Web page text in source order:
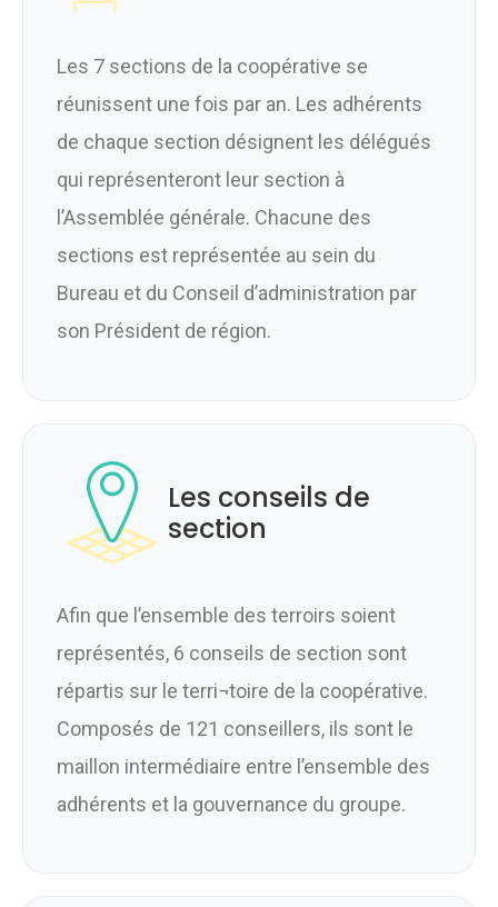
Les 7 sections de la coopérative se
réunissent une fois par an. Les adhérents
de chaque section désignent les délégués
qui représenteront leur section à
l’Assemblée générale. Chacune des
sections est représentée au sein du
Bureau et du Conseil d’administration par
son Président de région.
Les conseils de
section
Afin que l’ensemble des terroirs soient
représentés, 6 conseils de section sont
répartis sur le terri¬toire de la coopérative.
Composés de 121 conseillers, ils sont le
maillon intermédiaire entre l’ensemble des
adhérents et la gouvernance du groupe.